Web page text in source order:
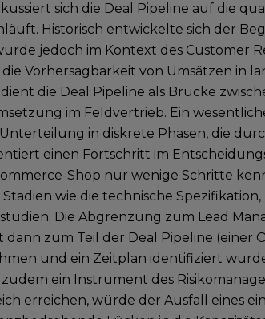
sich die Deal Pipeline auf die
Historisch entwickelte sich der
jedoch im Kontext des Customer
die Vorhersagbarkeit von Umsätzen in
die Deal Pipeline als Brücke
im Feldvertrieb. Ein
in diskrete Phasen, die
einen Fortschritt im
Shop nur wenige Schritte
wie die technische
Die Abgrenzung zum Lead
dann zum Teil der Deal Pipeline
und ein Zeitplan identifiziert
ein Instrument des
erreichen, würde der Ausfall eines